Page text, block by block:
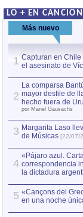
LO + EN
Más nuevo
1 Capturan en
el asesinato de
2
La comparsa
mayor desfile de
hecho fuera de
por Manel Gausachs
3 Margarita Laso
de Músicas [22/07/
4
«Pájaro azul.
correspondencia
la dictadura
5 «Cançons del
en una noche